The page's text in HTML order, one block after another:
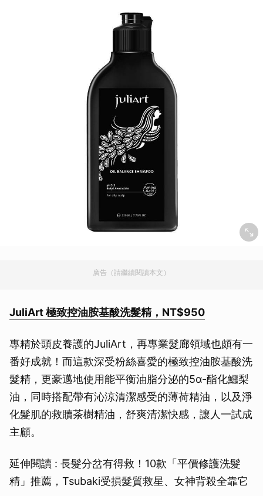
廣告（請繼續閱讀本文）
JuliArt 極致控油胺基酸洗髮精，NT$950
專精於頭皮養護的JuliArt，再專業髮廊領域也頗有一
番好成就！而這款深受粉絲喜愛的極致控油胺基酸洗
髮精，更豪邁地使用能平衡油脂分泌的5α-酯化鱷梨
油，同時搭配帶有沁涼清潔感受的薄荷精油，以及淨
化髮肌的救贖茶樹精油，舒爽清潔快感，讓人一試成
主顧。
延伸閱讀 : 長髮分岔有得救！10款「平價修護洗髮
精」推薦，Tsubaki受損髮質救星、女神背殺全靠它